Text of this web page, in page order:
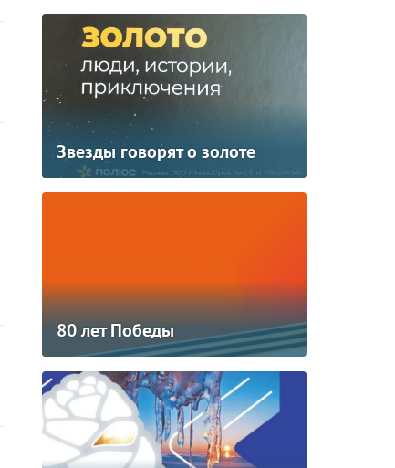
Звезды говорят о золоте
80 лет Победы